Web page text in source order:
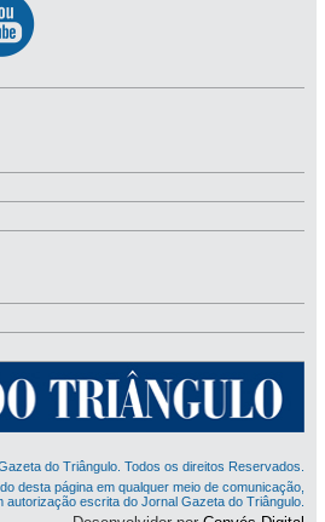
do Triângulo. Todos os direitos Reservados.
desta página em qualquer meio de comunicação,
autorização escrita do Jornal Gazeta do Triângulo.